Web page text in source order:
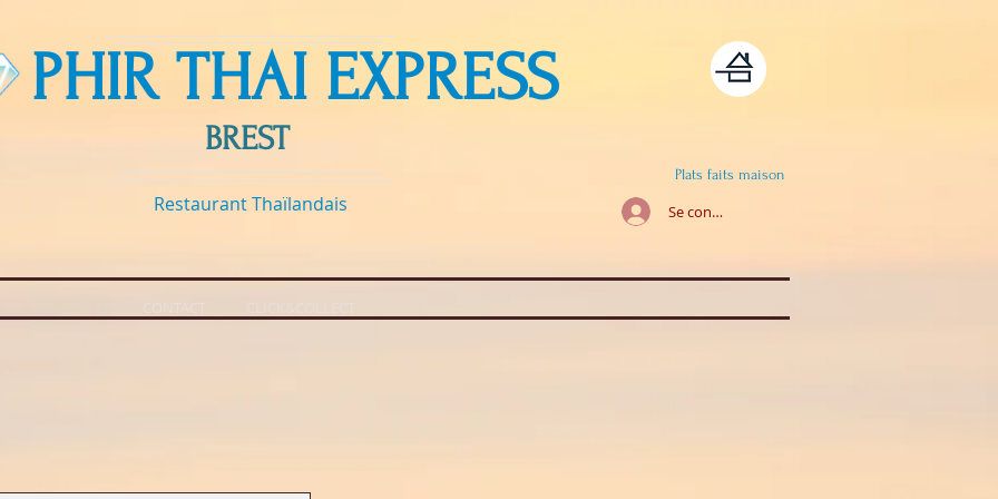
THAI EXPRESS
BREST
Restaurant Thaïlandais
Plats faits maison
Se connecter
CONTACT CLICK&COLLECT